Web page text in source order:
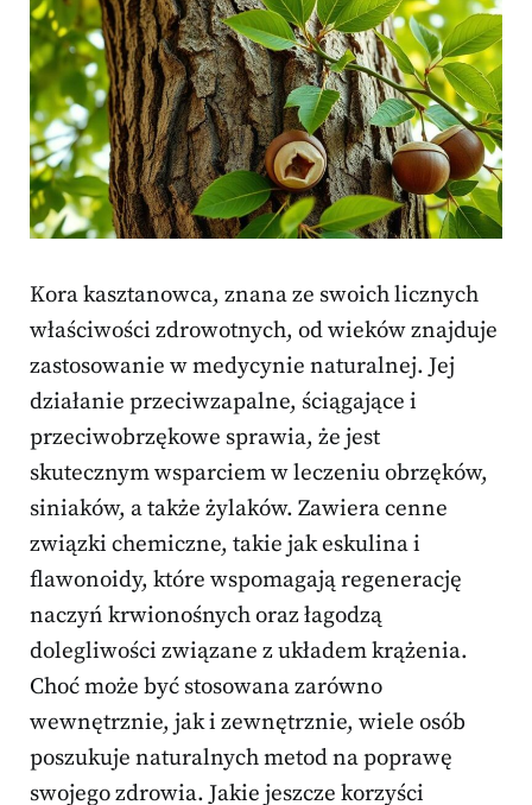
Kora kasztanowca, znana ze swoich licznych
właściwości zdrowotnych, od wieków znajduje
zastosowanie w medycynie naturalnej. Jej
działanie przeciwzapalne, ściągające i
przeciwobrzękowe sprawia, że jest
skutecznym wsparciem w leczeniu obrzęków,
siniaków, a także żylaków. Zawiera cenne
związki chemiczne, takie jak eskulina i
flawonoidy, które wspomagają regenerację
naczyń krwionośnych oraz łagodzą
dolegliwości związane z układem krążenia.
Choć może być stosowana zarówno
wewnętrznie, jak i zewnętrznie, wiele osób
poszukuje naturalnych metod na poprawę
swojego zdrowia. Jakie jeszcze korzyści